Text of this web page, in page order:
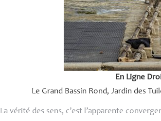
En Ligne
Le Grand Bassin Rond, Jardin des
La vérité des sens, c’est l’apparente